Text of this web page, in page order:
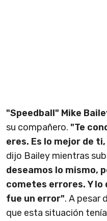
"Speedball" Mike
su compañero. "Te
eres. Es lo mejor de
dijo Bailey mientras
deseamos lo mismo,
cometes errores. Y lo
fue un error". A pesar
que esta situación